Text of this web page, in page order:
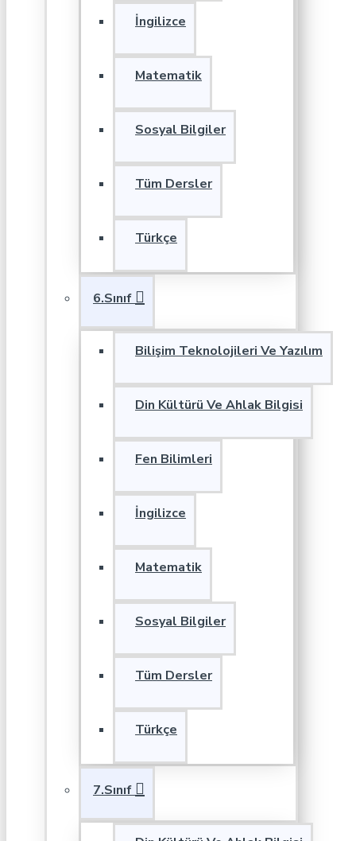
İngilizce
Matematik
Sosyal Bilgiler
Tüm Dersler
Türkçe
6.Sınıf
Bilişim Teknolojileri Ve Yazılım
Din Kültürü Ve Ahlak Bilgisi
Fen Bilimleri
İngilizce
Matematik
Sosyal Bilgiler
Tüm Dersler
Türkçe
7.Sınıf